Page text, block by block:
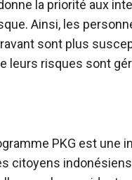
la priorité aux
Ainsi, les
sont plus
leurs risques sont
PKG est
citoyens